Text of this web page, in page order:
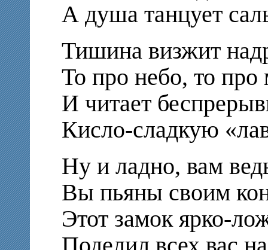
А душа танцует
Тишина визжит
То про небо, то про
И читает
Кисло-сладкую
Ну и ладно, вам
Вы пьяны своим
Этот замок ярко-